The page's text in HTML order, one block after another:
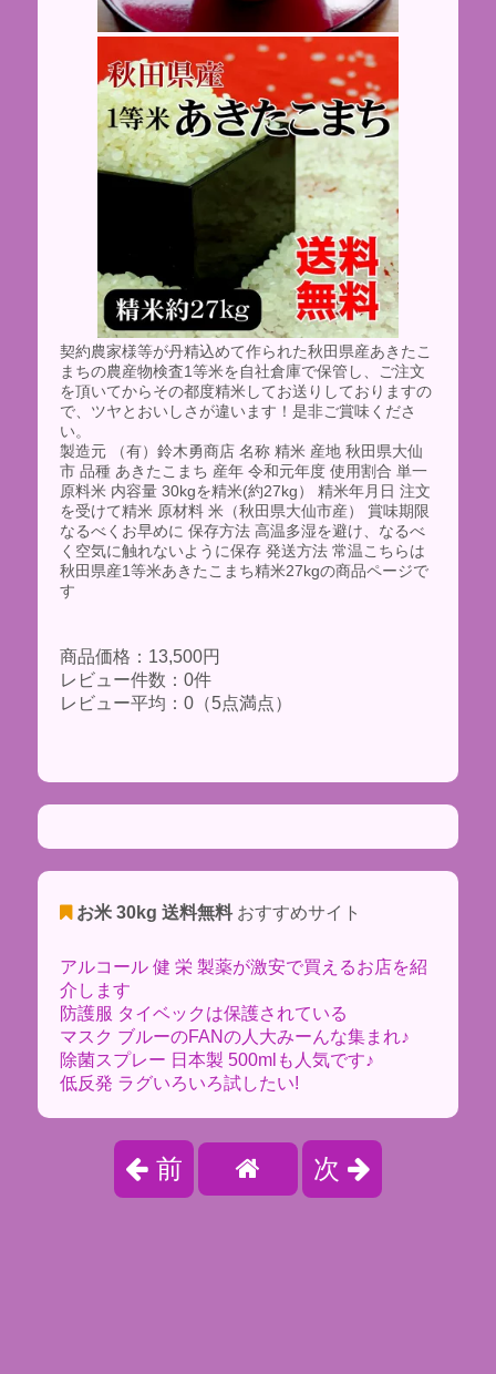
契約農家様等が丹精込めて作られた秋田県産あきたこ
まちの農産物検査1等米を自社倉庫で保管し、ご注文
を頂いてからその都度精米してお送りしておりますの
で、ツヤとおいしさが違います！是非ご賞味くださ
い。
製造元 （有）鈴木勇商店 名称 精米 産地 秋田県大仙
市 品種 あきたこまち 産年 令和元年度 使用割合 単一
原料米 内容量 30kgを精米(約27kg） 精米年月日 注文
を受けて精米 原材料 米（秋田県大仙市産） 賞味期限
なるべくお早めに 保存方法 高温多湿を避け、なるべ
く空気に触れないように保存 発送方法 常温こちらは
秋田県産1等米あきたこまち精米27kgの商品ページで
す
商品価格：13,500円
レビュー件数：0件
レビュー平均：0（5点満点）
お米 30kg 送料無料おすすめサイト
アルコール 健 栄 製薬が激安で買えるお店を紹
介します
防護服 タイベックは保護されている
マスク ブルーのFANの人大みーんな集まれ♪
除菌スプレー 日本製 500mlも人気です♪
低反発 ラグいろいろ試したい!
前 次